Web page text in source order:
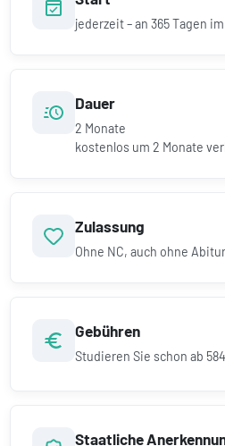
jederzeit – an 365 Tagen
Dauer
2 Monate
kostenlos um2 Monate
Zulassung
Ohne NC, auch ohne Abitur
Gebühren
Studieren Sie schon ab
Staatliche